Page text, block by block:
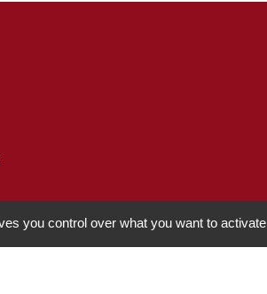
you control over what you want to activate